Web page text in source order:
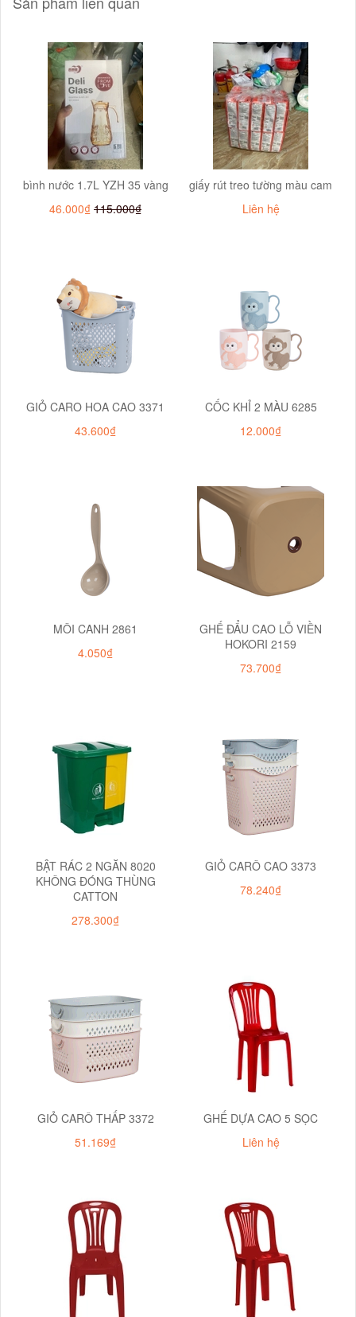
bình nước 1.7L YZH 35 vàng
46.000₫ 115.000₫
giấy rút treo tường màu cam
Liên hệ
GIỎ CARO HOA CAO 3371
43.600₫
CỐC KHỈ 2 MÀU 6285
12.000₫
MÔI CANH 2861
4.050₫
GHẾ ĐẨU CAO LỖ VIỀN
HOKORI 2159
73.700₫
BẬT RÁC 2 NGĂN 8020
KHÔNG ĐÓNG THÙNG
CATTON
278.300₫
GIỎ CARÔ CAO 3373
78.240₫
GIỎ CARÔ THẤP 3372
51.169₫
GHẾ DỰA CAO 5 SỌC
Liên hệ